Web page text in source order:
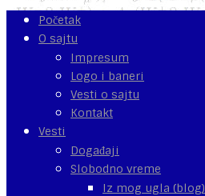
Početak
O sajtu
Impresum
Logo i baneri
Vesti o sajtu
Kontakt
Vesti
Događaji
Slobodno vreme
Iz mog ugla (blog)